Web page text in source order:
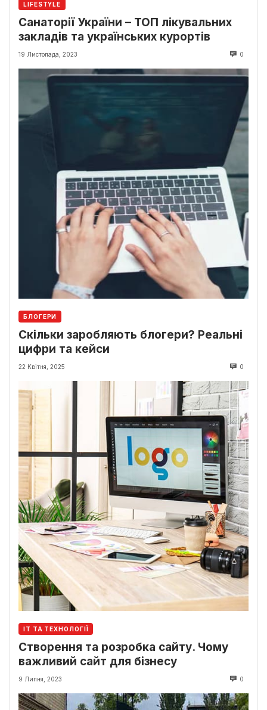
LIFESTYLE
Санаторії України – ТОП лікувальних
закладів та українських курортів
19 Листопада, 2023 0
БЛОГЕРИ
Скільки заробляють блогери? Реальні
цифри та кейси
22 Квітня, 2025 0
ІТ ТА ТЕХНОЛОГІЇ
Створення та розробка сайту. Чому
важливий сайт для бізнесу
9 Липня, 2023 0